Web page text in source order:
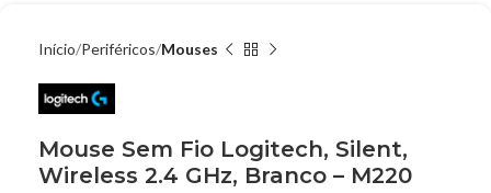
Início Periféricos Mouses
Mouse Sem Fio Logitech, Silent,
Wireless 2.4 GHz, Branco – M220